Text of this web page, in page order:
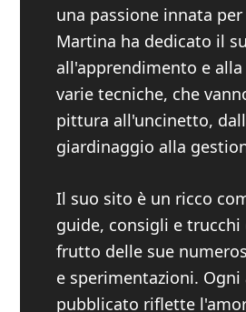
una passione innata
Martina ha dedicato il
all'apprendimento e
varie tecniche, che
pittura all'uncinetto,
giardinaggio alla
Il suo sito è un ricco
guide, consigli e trucchi
frutto delle sue
e sperimentazioni.
pubblicato riflette